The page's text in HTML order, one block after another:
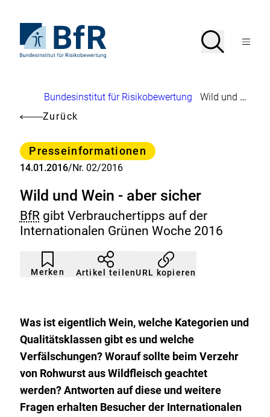
Seiteninhalt
springenStartseite
von
Suche
SucheMenü
Brotkrumennavigation
Bundesinstitut für Risikobewertung
Wild und Wein - aber sicher
Zurück
Kategorie
Presseinformationen
14.01.2016/Nr. 02/2016
Wild und Wein - aber sicher
BfRgibt Verbrauchertipps auf der
Internationalen Grünen Woche 2016
Merken
Artikel
nicht
gemerkt
Durch
Klicken
der
Artikel teilenURL kopieren
Was ist eigentlich Wein, welche Kategorien und
Qualitätsklassen gibt es und welche
Verfälschungen? Worauf sollte beim Verzehr
von Rohwurst aus Wildfleisch geachtet
werden? Antworten auf diese und weitere
Fragen erhalten Besucher der Internationalen